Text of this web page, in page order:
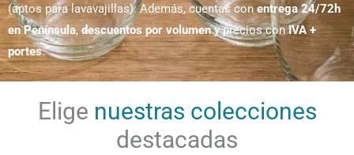
(aptos para lavavajillas). Además, cuentas conentrega 24/72h
en Península,descuentos por volumeny precios conIVA +
portes.
Elige nuestras colecciones
destacadas